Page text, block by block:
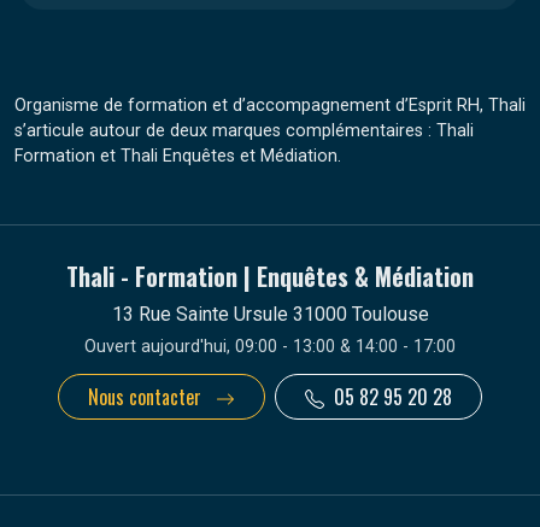
Organisme de formation et d’accompagnement d’Esprit RH, Thali
s’articule autour de deux marques complémentaires : Thali
Formation et Thali Enquêtes et Médiation.
Thali - Formation | Enquêtes & Médiation
13 Rue Sainte Ursule 31000 Toulouse
Ouvert aujourd'hui, 09:00 - 13:00 & 14:00 - 17:00
Nous contacter 05 82 95 20 28